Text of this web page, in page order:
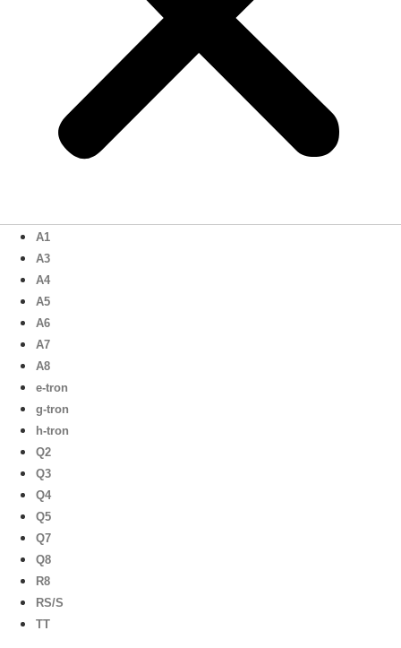
A1
A3
A4
A5
A6
A7
A8
e-tron
g-tron
h-tron
Q2
Q3
Q4
Q5
Q7
Q8
R8
RS/S
TT